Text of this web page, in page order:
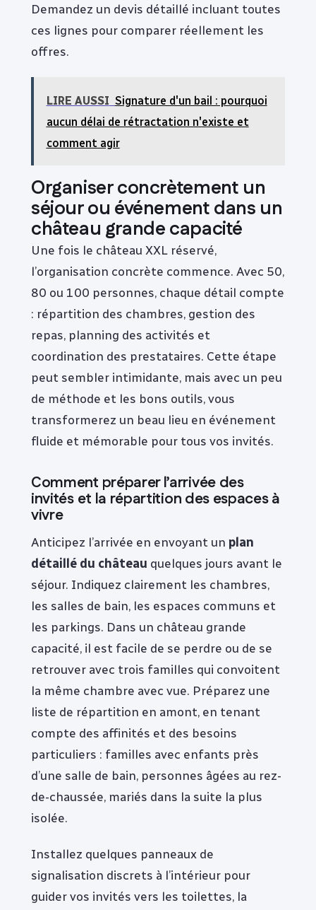
Demandez un devis détaillé incluant toutes
ces lignes pour comparer réellement les
offres.
LIRE AUSSI Signature d'un bail : pourquoi
aucun délai de rétractation n'existe et
comment agir
Organiser concrètement un
séjour ou événement dans un
château grande capacité
Une fois le château XXL réservé,
l’organisation concrète commence. Avec 50,
80 ou 100 personnes, chaque détail compte
: répartition des chambres, gestion des
repas, planning des activités et
coordination des prestataires. Cette étape
peut sembler intimidante, mais avec un peu
de méthode et les bons outils, vous
transformerez un beau lieu en événement
fluide et mémorable pour tous vos invités.
Comment préparer l’arrivée des
invités et la répartition des espaces à
vivre
Anticipez l’arrivée en envoyant un plan
détaillé du château quelques jours avant le
séjour. Indiquez clairement les chambres,
les salles de bain, les espaces communs et
les parkings. Dans un château grande
capacité, il est facile de se perdre ou de se
retrouver avec trois familles qui convoitent
la même chambre avec vue. Préparez une
liste de répartition en amont, en tenant
compte des affinités et des besoins
particuliers : familles avec enfants près
d’une salle de bain, personnes âgées au rez-
de-chaussée, mariés dans la suite la plus
isolée.
Installez quelques panneaux de
signalisation discrets à l’intérieur pour
guider vos invités vers les toilettes, la